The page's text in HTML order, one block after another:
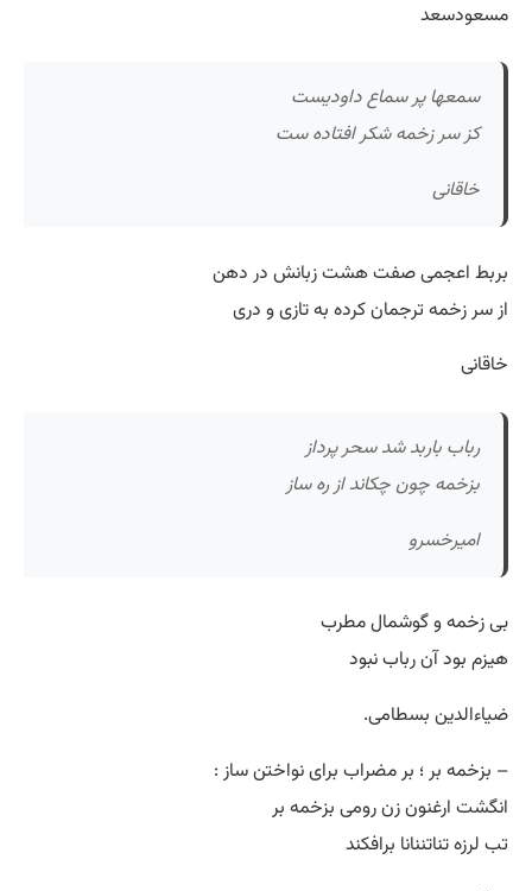
مسعودسعد
سمعها پر سماع داودیست
کز سر زخمه شکر افتاده ست
خاقانی
بربط اعجمی صفت هشت زبانش در دهن
از سر زخمه ترجمان کرده به تازی و دری
خاقانی
رباب باربد شد سحر پرداز
بزخمه چون چکاند از ره ساز
امیرخسرو
بی زخمه و گوشمال مطرب
هیزم بود آن رباب نبود
ضیاءالدین بسطامی.
– بزخمه بر ؛ بر مضراب برای نواختن ساز :
انگشت ارغنون زن رومی بزخمه بر
تب لرزه تناتننانا برافکند